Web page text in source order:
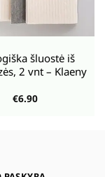
šluostė iš
2 vnt – Klaeny
€6.90